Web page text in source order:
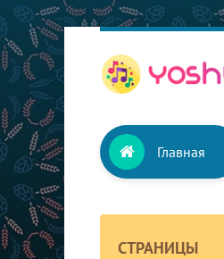
Главная
СТРАНИЦЫ